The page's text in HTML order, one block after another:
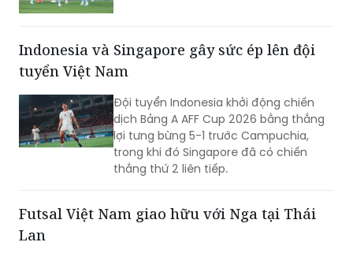
Indonesia và Singapore gây sức ép lên đội
tuyển Việt Nam
Đội tuyển Indonesia khởi động chiến
dịch Bảng A AFF Cup 2026 bằng thắng
lợi tưng bừng 5-1 trước Campuchia,
trong khi đó Singapore đã có chiến
thắng thứ 2 liên tiếp.
Futsal Việt Nam giao hữu với Nga tại Thái
Lan